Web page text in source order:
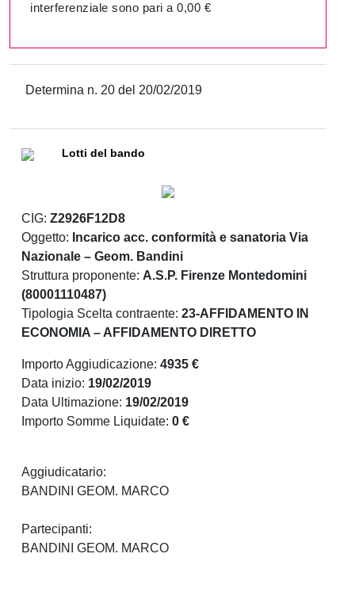
interferenziale sono pari a 0,00 €
Determina n. 20 del 20/02/2019
Lotti del bando
CIG: Z2926F12D8
Oggetto: Incarico acc. conformità e sanatoria Via
Nazionale – Geom. Bandini
Struttura proponente: A.S.P. Firenze Montedomini
(80001110487)
Tipologia Scelta contraente: 23-AFFIDAMENTO IN
ECONOMIA – AFFIDAMENTO DIRETTO
Importo Aggiudicazione: 4935 €
Data inizio: 19/02/2019
Data Ultimazione: 19/02/2019
Importo Somme Liquidate: 0 €
Aggiudicatario:
BANDINI GEOM. MARCO
Partecipanti:
BANDINI GEOM. MARCO